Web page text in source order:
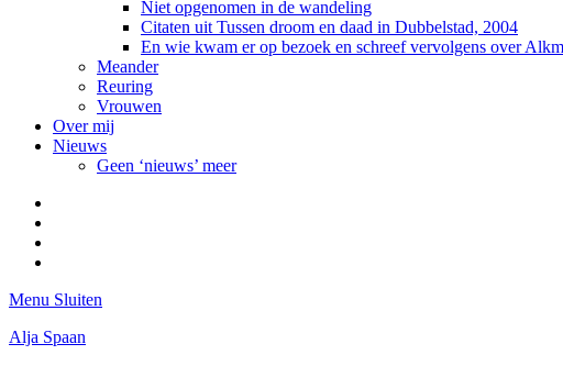
Niet opgenomen in de wandeling
Citaten uit Tussen droom en daad in Dubbelstad, 2004
En wie kwam er op bezoek en schreef vervolgens over
Meander
Reuring
Vrouwen
Over mij
Nieuws
Geen ‘nieuws’ meer
Menu Sluiten
Alja Spaan